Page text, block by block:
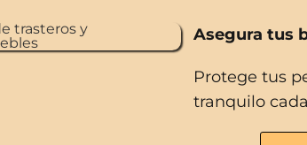
Asegura tus
Protege tus
tranquilo